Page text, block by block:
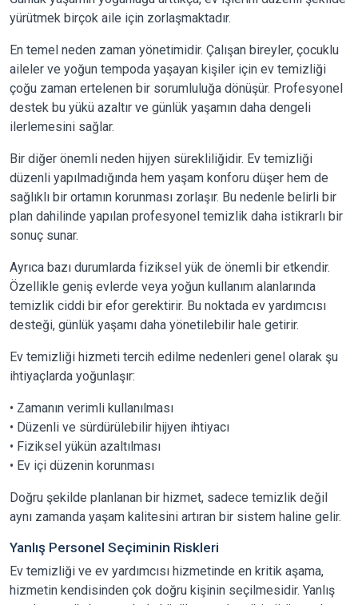
yürütmek birçok aile için zorlaşmaktadır.
En temel neden zaman yönetimidir. Çalışan bireyler, çocuklu
aileler ve yoğun tempoda yaşayan kişiler için ev temizliği
çoğu zaman ertelenen bir sorumluluğa dönüşür. Profesyonel
destek bu yükü azaltır ve günlük yaşamın daha dengeli
ilerlemesini sağlar.
Bir diğer önemli neden hijyen sürekliliğidir. Ev temizliği
düzenli yapılmadığında hem yaşam konforu düşer hem de
sağlıklı bir ortamın korunması zorlaşır. Bu nedenle belirli bir
plan dahilinde yapılan profesyonel temizlik daha istikrarlı bir
sonuç sunar.
Ayrıca bazı durumlarda fiziksel yük de önemli bir etkendir.
Özellikle geniş evlerde veya yoğun kullanım alanlarında
temizlik ciddi bir efor gerektirir. Bu noktada ev yardımcısı
desteği, günlük yaşamı daha yönetilebilir hale getirir.
Ev temizliği hizmeti tercih edilme nedenleri genel olarak şu
ihtiyaçlarda yoğunlaşır:
• Zamanın verimli kullanılması
• Düzenli ve sürdürülebilir hijyen ihtiyacı
• Fiziksel yükün azaltılması
• Ev içi düzenin korunması
Doğru şekilde planlanan bir hizmet, sadece temizlik değil
aynı zamanda yaşam kalitesini artıran bir sistem haline gelir.
Yanlış Personel Seçiminin Riskleri
Ev temizliği ve ev yardımcısı hizmetinde en kritik aşama,
hizmetin kendisinden çok doğru kişinin seçilmesidir. Yanlış